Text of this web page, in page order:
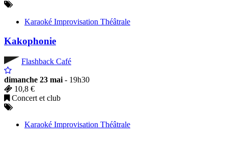
Karaoké Improvisation Théâtrale
Kakophonie
Flashback Café
dimanche 23 mai - 19h30
10,8 €
Concert et club
Karaoké Improvisation Théâtrale